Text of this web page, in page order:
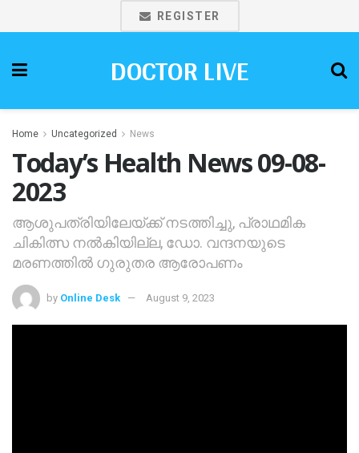
REGISTER
DOCTOR LIVE
Home Uncategorized News
Today’s Health News 09-08-
2023
ആശുപത്രിയിലേയ്ക്ക് നടത്തിച്ചു, പ്രാഥമിക
ചികിത്സ നല്‍കിയില്ല, ഡോ. വന്ദനയുടെ
മരണത്തില്‍ ഗുരുതര ആരോപണം
by Online Desk August 9, 2023